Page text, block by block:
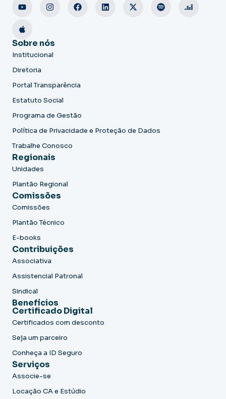
Sobre nós
Institucional
Diretoria
Portal Transparência
Estatuto Social
Programa de Gestão
Política de Privacidade e Proteção de Dados
Trabalhe Conosco
Regionais
Unidades
Plantão Regional
Comissões
Comissões
Plantão Técnico
E-books
Contribuições
Associativa
Assistencial Patronal
Sindical
Benefícios
Certificado Digital
Certificados com desconto
Seja um parceiro
Conheça a ID Seguro
Serviços
Associe-se
Locação CA e Estúdio